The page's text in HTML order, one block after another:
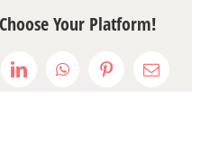
Your Platform!
LinkedInWhatsAppPinterestEmail